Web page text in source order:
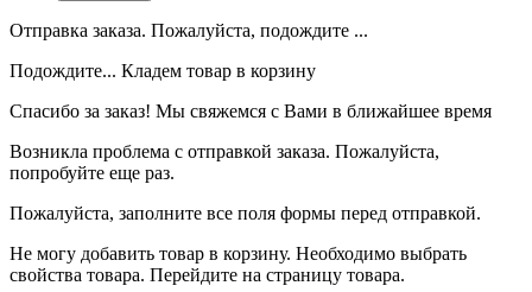
Отправка заказа. Пожалуйста, подождите ...
Подождите... Кладем товар в корзину
Спасибо за заказ! Мы свяжемся с Вами в ближайшее время
Возникла проблема с отправкой заказа. Пожалуйста,
попробуйте еще раз.
Пожалуйста, заполните все поля формы перед отправкой.
Не могу добавить товар в корзину. Необходимо выбрать
свойства товара. Перейдите на страницу товара.